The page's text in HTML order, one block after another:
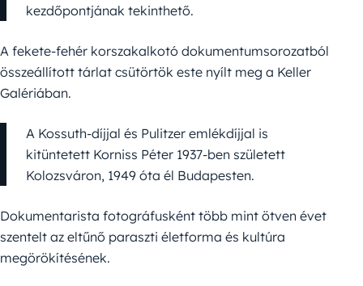
kezdőpontjának tekinthető.
A fekete-fehér korszakalkotó dokumentumsorozatból
összeállított tárlat csütörtök este nyílt meg a Keller
Galériában.
A Kossuth-díjjal és Pulitzer emlékdíjjal is
kitüntetett Korniss Péter 1937-ben született
Kolozsváron, 1949 óta él Budapesten.
Dokumentarista fotográfusként több mint ötven évet
szentelt az eltűnő paraszti életforma és kultúra
megörökítésének.